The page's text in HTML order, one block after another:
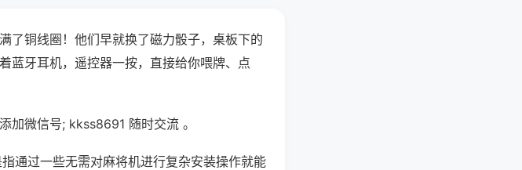
了铜线圈！他们早就换了磁力骰子，桌板下的
蓝牙耳机，遥控器一按，直接给你喂牌、点
加微信号; kkss8691 随时交流 。
通过一些无需对麻将机进行复杂安装操作就能